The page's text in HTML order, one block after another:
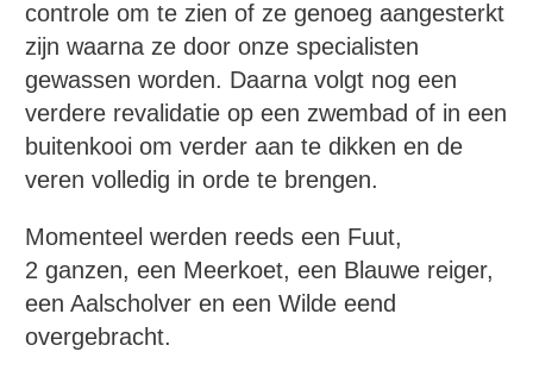
controle om te zien of ze genoeg aangesterkt
zijn waarna ze door onze specialisten
gewassen worden. Daarna volgt nog een
verdere revalidatie op een zwembad of in een
buitenkooi om verder aan te dikken en de
veren volledig in orde te brengen.
Momenteel werden reeds een Fuut,
2 ganzen, een Meerkoet, een Blauwe reiger,
een Aalscholver en een Wilde eend
overgebracht.